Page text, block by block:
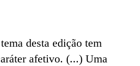
desta edição tem
afetivo. (...) Uma